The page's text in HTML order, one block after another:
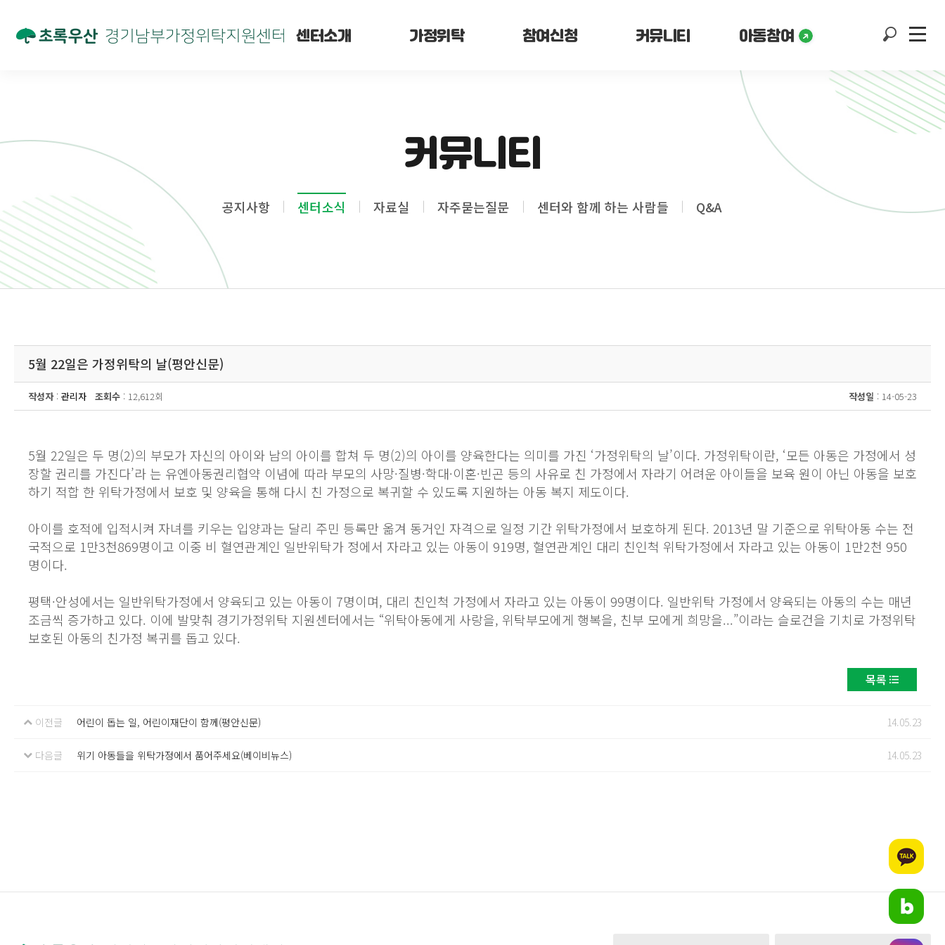
센터소개 가정위탁 참여신청 커뮤니티 아동참여
커뮤니티
공지사항 센터소식 자료실 자주묻는질문 센터와 함께 하는 사람들 Q&A
5월 22일은 가정위탁의 날(평안신문)
작성자: 관리자 조회수 : 12,612회 작성일 : 14-05-23
5월 22일은 두 명(2)의 부모가 자신의 아이와 남의 아이를 합쳐 두 명(2)의 아이를 양육한다는 의미를 가진 ‘가정위탁의 날’이다. 가정위탁이란, ‘모든 아동은 가정에서 성
장할 권리를 가진다’라 는 유엔아동권리협약 이념에 따라 부모의 사망·질병·학대·이혼·빈곤 등의 사유로 친 가정에서 자라기 어려운 아이들을 보육 원이 아닌 아동을 보호
하기 적합 한 위탁가정에서 보호 및 양육을 통해 다시 친 가정으로 복귀할 수 있도록 지원하는 아동 복지 제도이다.
아이를 호적에 입적시켜 자녀를 키우는 입양과는 달리 주민 등록만 옮겨 동거인 자격으로 일정 기간 위탁가정에서 보호하게 된다. 2013년 말 기준으로 위탁아동 수는 전
국적으로 1만3천869명이고 이중 비 혈연관계인 일반위탁가 정에서 자라고 있는 아동이 919명, 혈연관계인 대리 친인척 위탁가정에서 자라고 있는 아동이 1만2천 950
명이다.
평택·안성에서는 일반위탁가정에서 양육되고 있는 아동이 7명이며, 대리 친인척 가정에서 자라고 있는 아동이 99명이다. 일반위탁 가정에서 양육되는 아동의 수는 매년
조금씩 증가하고 있다. 이에 발맞춰 경기가정위탁 지원센터에서는 “위탁아동에게 사랑을, 위탁부모에게 행복을, 친부 모에게 희망을...”이라는 슬로건을 기치로 가정위탁
보호된 아동의 친가정 복귀를 돕고 있다.
목록
이전글 어린이 돕는 일, 어린이재단이 함께(평안신문) 14.05.23
다음글 위기 아동들을 위탁가정에서 품어주세요(베이비뉴스) 14.05.23